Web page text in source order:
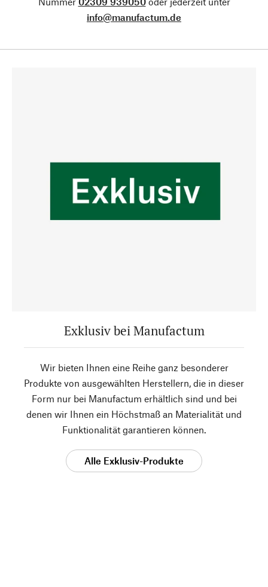
info@manufactum.de
Exklusiv bei Manufactum
Wir bieten Ihnen eine Reihe ganz besonderer
Produkte von ausgewählten Herstellern, die in dieser
Form nur bei Manufactum erhältlich sind und bei
denen wir Ihnen ein Höchstmaß an Materialität und
Funktionalität garantieren können.
Alle Exklusiv-Produkte